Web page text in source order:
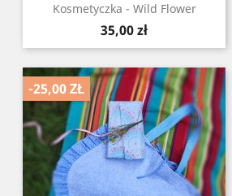
Kosmetyczka - Wild Flower
Cena
35,00 zł
-25,00 ZŁ